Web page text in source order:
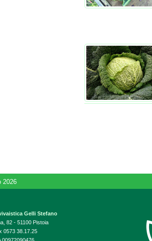
2026
Gelli Stefano
82 - 51100 Pistoia
0573 38.17.25